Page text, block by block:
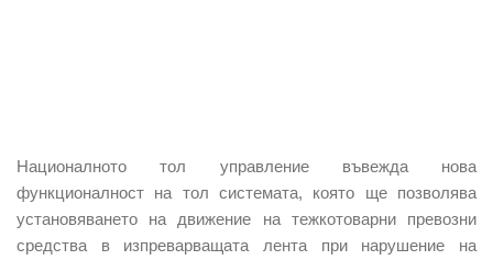
Националното тол управление въвежда нова
функционалност на тол системата, която ще позволява
установяването на движение на тежкотоварни превозни
средства в изпреварващата лента при нарушение на